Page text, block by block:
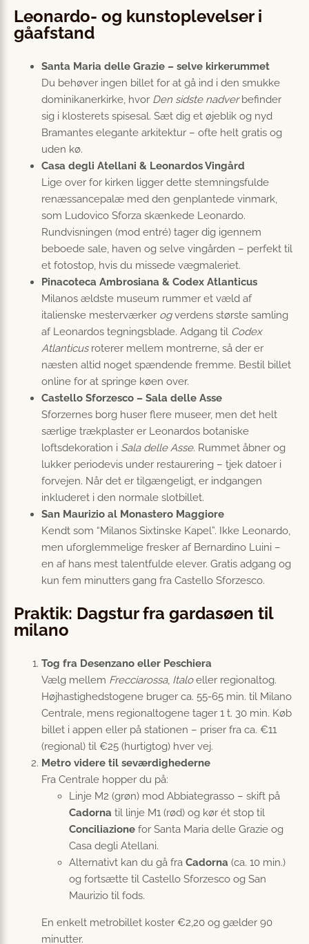
Leonardo- og kunstoplevelser i
gåafstand
Santa Maria delle Grazie – selve kirkerummet
Du behøver ingen billet for at gå ind i den smukke
dominikanerkirke, hvor Den sidste nadverbefinder
sig i klosterets spisesal. Sæt dig et øjeblik og nyd
Bramantes elegante arkitektur – ofte helt gratis og
uden kø.
Casa degli Atellani & Leonardos Vingård
Lige over for kirken ligger dette stemningsfulde
renæssancepalæ med den genplantede vinmark,
som Ludovico Sforza skænkede Leonardo.
Rundvisningen (mod entré) tager dig igennem
beboede sale, haven og selve vingården – perfekt til
et fotostop, hvis du missede vægmaleriet.
Pinacoteca Ambrosiana & Codex Atlanticus
Milanos ældste museum rummer et væld af
italienske mesterværker ogverdens største samling
af Leonardos tegningsblade. Adgang til Codex
Atlanticusroterer mellem montrerne, så der er
næsten altid noget spændende fremme. Bestil billet
online for at springe køen over.
Castello Sforzesco – Sala delle Asse
Sforzernes borg huser flere museer, men det helt
særlige trækplaster er Leonardos botaniske
loftsdekoration i Sala delle Asse. Rummet åbner og
lukker periodevis under restaurering – tjek datoer i
forvejen. Når det er tilgængeligt, er indgangen
inkluderet i den normale slotbillet.
San Maurizio al Monastero Maggiore
Kendt som “Milanos Sixtinske Kapel”. Ikke Leonardo,
men uforglemmelige fresker af Bernardino Luini –
en af hans mest talentfulde elever. Gratis adgang og
kun fem minutters gang fra Castello Sforzesco.
Praktik: Dagstur fra gardasøen til
milano
Tog fra Desenzano eller Peschiera
Vælg mellem Frecciarossa, Italoeller regionaltog.
Højhastighedstogene bruger ca. 55-65 min. til Milano
Centrale, mens regionaltogene tager 1 t. 30 min. Køb
billet i appen eller på stationen – priser fra ca. €11
(regional) til €25 (hurtigtog) hver vej.
Metro videre til seværdighederne
Fra Centrale hopper du på:
Linje M2 (grøn) mod Abbiategrasso – skift på
Cadorna til linje M1 (rød) og kør ét stop til
Conciliazione for Santa Maria delle Grazie og
Casa degli Atellani.
Alternativt kan du gå fra Cadorna (ca. 10 min.)
og fortsætte til Castello Sforzesco og San
Maurizio til fods.
En enkelt metrobillet koster €2,20 og gælder 90
minutter.